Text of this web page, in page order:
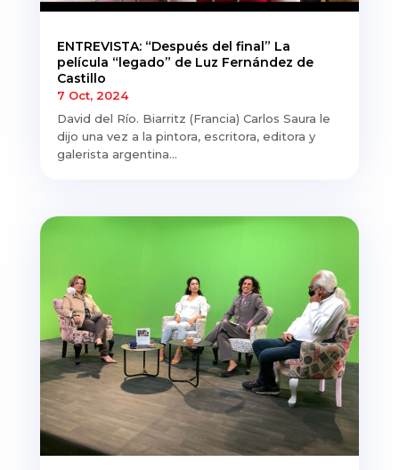
ENTREVISTA: “Después del final” La
película “legado” de Luz Fernández de
Castillo
7 Oct, 2024
David del Río. Biarritz (Francia) Carlos Saura le
dijo una vez a la pintora, escritora, editora y
galerista argentina...